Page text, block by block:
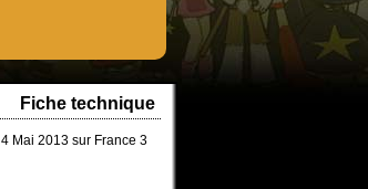
Fiche technique
4 Mai 2013 sur France 3